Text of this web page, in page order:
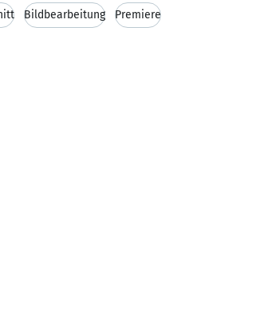
Bildbearbeitung Premiere